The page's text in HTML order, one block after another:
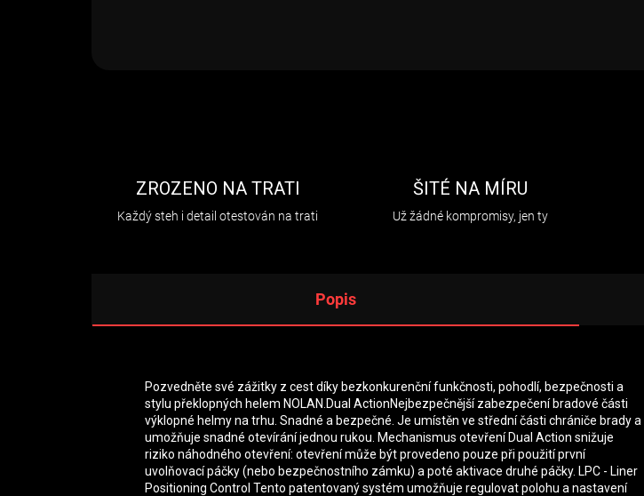
ZROZENO NA TRATI
Každý steh i detail otestován na trati
ŠITÉ NA MÍRU
Už žádné kompromisy, jen ty
Popis
Pozvedněte své zážitky z cest díky bezkonkurenční funkčnosti, pohodlí, bezpečnosti a
stylu překlopných helem NOLAN.Dual ActionNejbezpečnější zabezpečení bradové části
výklopné helmy na trhu. Snadné a bezpečné. Je umístěn ve střední části chrániče brady a
umožňuje snadné otevírání jednou rukou. Mechanismus otevření Dual Action snižuje
riziko náhodného otevření: otevření může být provedeno pouze při použití první
uvolňovací páčky (nebo bezpečnostního zámku) a poté aktivace druhé páčky. LPC - Liner
Positioning Control Tento patentovaný systém umožňuje regulovat polohu a nastavení